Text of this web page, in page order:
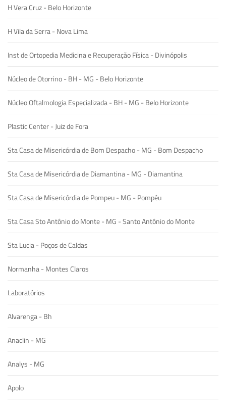
H Vera Cruz - Belo Horizonte
H Vila da Serra - Nova Lima
Inst de Ortopedia Medicina e Recuperação Física - Divinópolis
Núcleo de Otorrino - BH - MG - Belo Horizonte
Núcleo Oftalmologia Especializada - BH - MG - Belo Horizonte
Plastic Center - Juiz de Fora
Sta Casa de Misericórdia de Bom Despacho - MG - Bom Despacho
Sta Casa de Misericórdia de Diamantina - MG - Diamantina
Sta Casa de Misericórdia de Pompeu - MG - Pompéu
Sta Casa Sto Antônio do Monte - MG - Santo Antônio do Monte
Sta Lucia - Poços de Caldas
Normanha - Montes Claros
Laboratórios
Alvarenga - Bh
Anaclin - MG
Analys - MG
Apolo